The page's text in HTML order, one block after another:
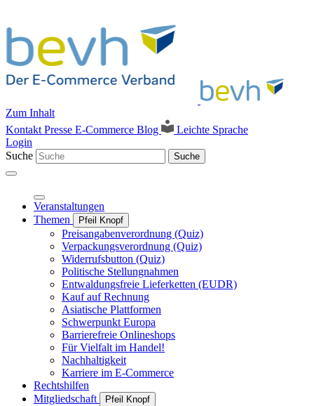
Zum Inhalt
Kontakt Presse E-Commerce Blog
Leichte Sprache
Login
Suche
Suche
Veranstaltungen
Themen
Pfeil Knopf
Preisangabenverordnung (Quiz)
Verpackungsverordnung (Quiz)
Widerrufsbutton (Quiz)
Politische Stellungnahmen
Entwaldungsfreie Lieferketten (EUDR)
Kauf auf Rechnung
Asiatische Plattformen
Schwerpunkt Europa
Barrierefreie Onlineshops
Für Vielfalt im Handel!
Nachhaltigkeit
Karriere im E-Commerce
Rechtshilfen
Mitgliedschaft
Pfeil Knopf